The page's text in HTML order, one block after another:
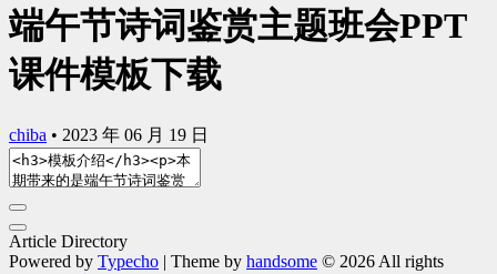
端午节诗词鉴赏主题班会PPT
课件模板下载
chiba • 2023 年 06 月 19 日
Article Directory
Powered by Typecho | Theme by handsome © 2026 All rights